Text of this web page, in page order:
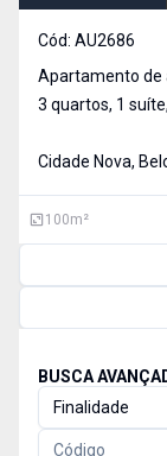
Cód: AU2686
Apartamento de
3 quartos, 1
apartamento no
oferece espaços
Cidade Nova,
100m²
BUSCA
Finalidade